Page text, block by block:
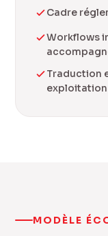
Cadre
Workflows
Traduction
exploitation
MODÈLE